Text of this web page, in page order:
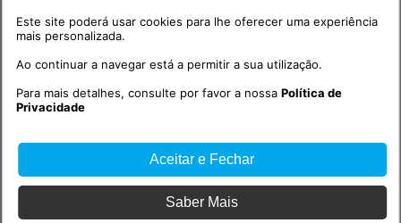
Outras notícias
Este site poderá usar cookies para lhe oferecer uma experiência
mais personalizada.
Ao continuar a navegar está a permitir a sua utilização.
Para mais detalhes, consulte por favor a nossaPolítica de
Privacidade
Aceitar e Fechar
Saber Mais